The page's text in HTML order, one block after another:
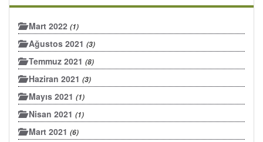
Mart 2022 (1)
Ağustos 2021 (3)
Temmuz 2021 (8)
Haziran 2021 (3)
Mayıs 2021 (1)
Nisan 2021 (1)
Mart 2021 (6)